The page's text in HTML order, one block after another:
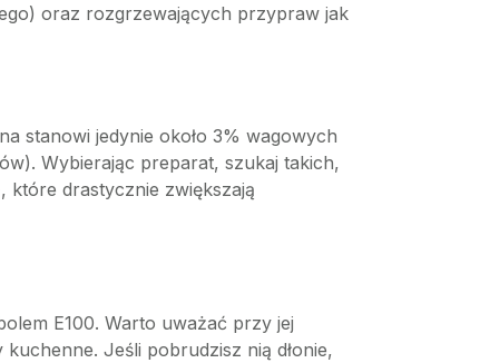
oraz rozgrzewających przypraw jak
stanowi jedynie około 3% wagowych
Wybierając preparat, szukaj takich,
drastycznie zwiększają
E100. Warto uważać przy jej
Jeśli pobrudzisz nią dłonie,